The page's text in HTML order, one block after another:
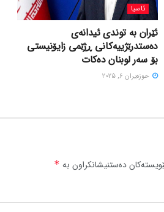
ئاسیا
ئێران بە توندی ئیدانەی
دەستدرێژییەکانی ڕژێمی زایۆنیستی
بۆ سەر لوبنان دەکات
حوزه‌یران 6, 2025
دەستنیشانکراون بە *